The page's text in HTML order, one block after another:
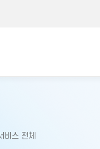
스 전체